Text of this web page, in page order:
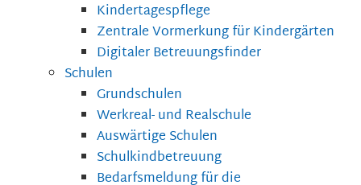
Kindertagespflege
Zentrale Vormerkung für Kindergärten
Digitaler Betreuungsfinder
Schulen
Grundschulen
Werkreal- und Realschule
Auswärtige Schulen
Schulkindbetreuung
Bedarfsmeldung für die